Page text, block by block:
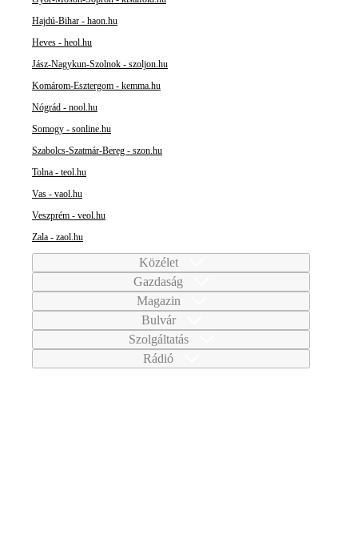
Hajdú-Bihar - haon.hu
Heves - heol.hu
Jász-Nagykun-Szolnok - szoljon.hu
Komárom-Esztergom - kemma.hu
Nógrád - nool.hu
Somogy - sonline.hu
Szabolcs-Szatmár-Bereg - szon.hu
Tolna - teol.hu
Vas - vaol.hu
Veszprém - veol.hu
Zala - zaol.hu
Közélet
Gazdaság
Magazin
Bulvár
Szolgáltatás
Rádió